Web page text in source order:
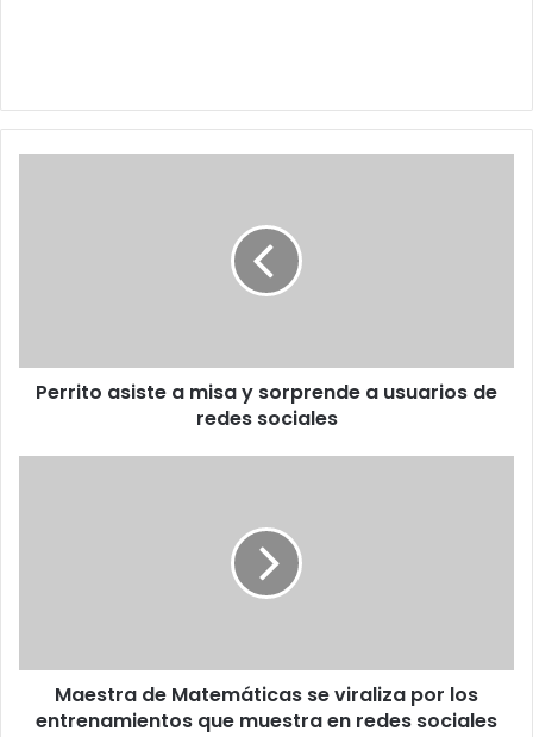
de
redes
Perrito asiste a misa y sorprende a usuarios de
redes sociales
que
muestra
en
Maestra de Matemáticas se viraliza por los
entrenamientos que muestra en redes sociales